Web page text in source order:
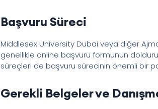
Başvuru Süreci
Middlesex University Dubai veya diğer
genellikle online başvuru formunun
süreçleri de başvuru sürecinin önemli bir
Gerekli Belgeler ve